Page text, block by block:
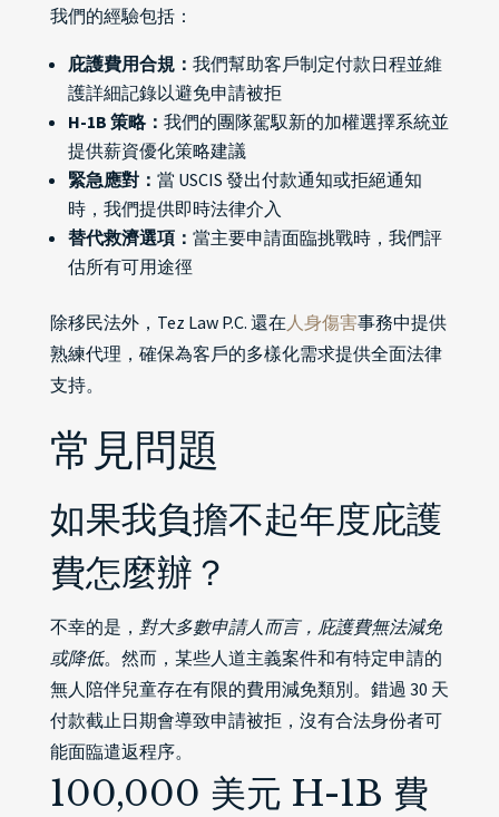
我們的經驗包括：
庇護費用合規： 我們幫助客戶制定付款日程並維
護詳細記錄以避免申請被拒
H-1B 策略： 我們的團隊駕馭新的加權選擇系統並
提供薪資優化策略建議
緊急應對： 當 USCIS 發出付款通知或拒絕通知
時，我們提供即時法律介入
替代救濟選項： 當主要申請面臨挑戰時，我們評
估所有可用途徑
除移民法外，Tez Law P.C. 還在 人身傷害事務中提供
熟練代理，確保為客戶的多樣化需求提供全面法律
支持。
常見問題
如果我負擔不起年度庇護
費怎麼辦？
不幸的是， 對大多數申請人而言，庇護費無法減免
或降低。然而，某些人道主義案件和有特定申請的
無人陪伴兒童存在有限的費用減免類別。錯過 30 天
付款截止日期會導致申請被拒，沒有合法身份者可
能面臨遣返程序。
100,000 美元 H-1B 費